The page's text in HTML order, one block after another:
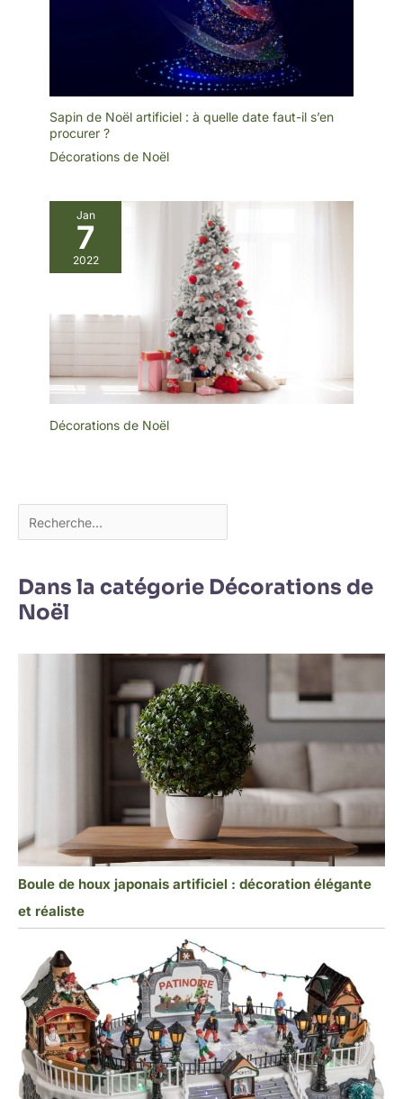
ornements personnalisés,
il répand la joie des fêtes.
Sapin de Noël artificiel : à quelle date faut-il s’en
procurer ?
Décorations de Noël
Jan
7
2022
Décorations de Noël
Dans la catégorie Décorations de
Noël
Boule de houx japonais artificiel : décoration élégante
et réaliste